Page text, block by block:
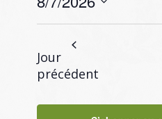
Sélectionnez
date.
Jour
précédent